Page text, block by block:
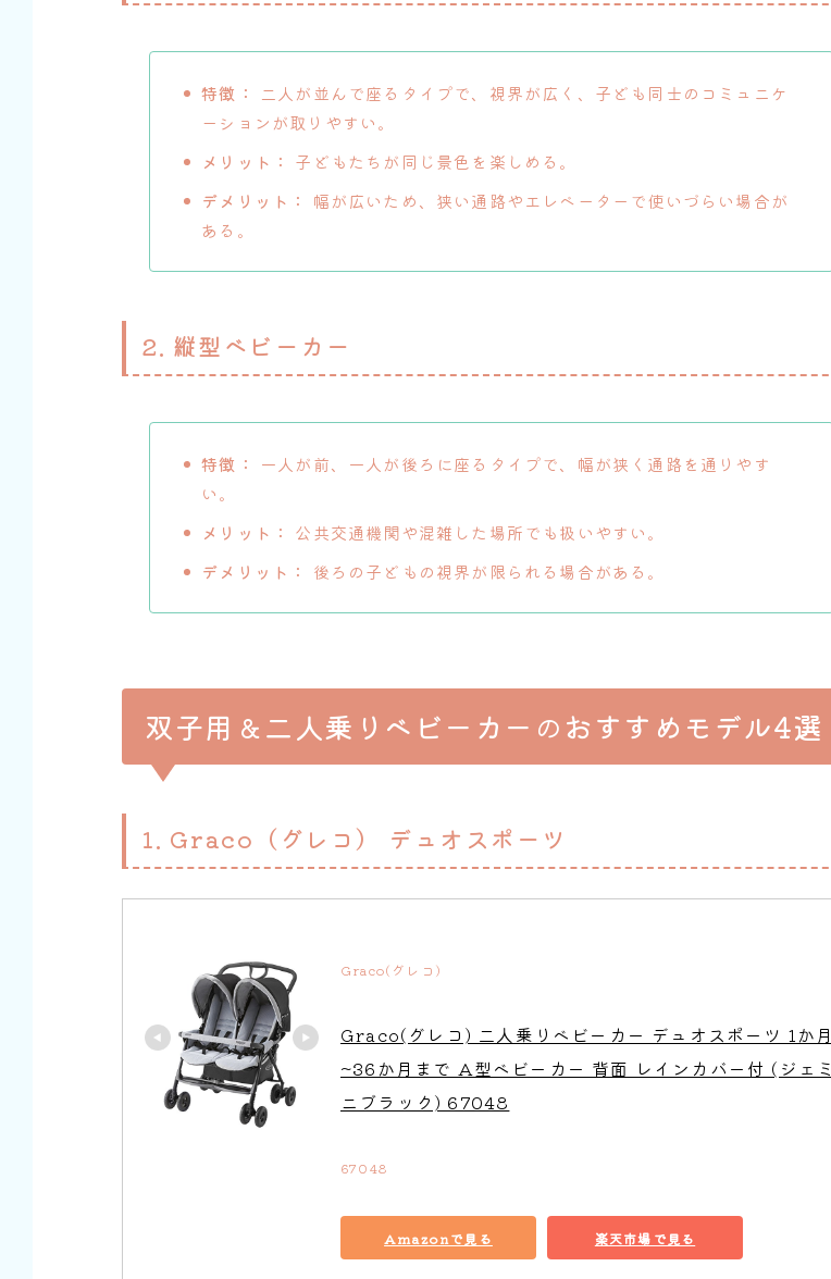
特徴：
二人が並んで座るタイプで、視界が広く、子ども同士のコミュニケ
ーションが取りやすい。
メリット： 子どもたちが同じ景色を楽しめる。
デメリット：
幅が広いため、狭い通路やエレベーターで使いづらい場合が
ある。
2. 縦型ベビーカー
特徴：
一人が前、一人が後ろに座るタイプで、幅が狭く通路を通りやす
い。
メリット： 公共交通機関や混雑した場所でも扱いやすい。
デメリット：
後ろの子どもの視界が限られる場合がある。
双子用＆二人乗りベビーカー のおすすめモデル4選
1. Graco（グレコ） デュオスポーツ
Graco(グレコ)
Graco(グレコ) 二人乗りベビーカー デュオスポーツ 1か月
~36か月まで A型ベビーカー 背面 レインカバー付 (ジェミ
ニブラック) 67048
67048
Amazonで見る 楽天市場で見る